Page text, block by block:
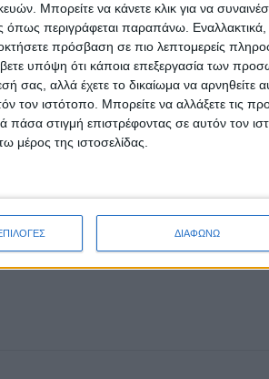
Μπορείτε να κάνετε κλικ για να
περιγράφεται παραπάνω. Εναλλακτικά,
πρόσβαση σε πιο λεπτομερείς
υπόψη ότι κάποια επεξεργασία των
σας, αλλά έχετε το δικαίωμα να αρνηθείτε
τον ιστότοπο. Μπορείτε να αλλάξετε τις
στιγμή επιστρέφοντας σε αυτόν τον
μέρος της ιστοσελίδας.
ΔΙΑΦΩΝΩ
με υπουργικές
εξαιρέσεις και τεχνικές
οφέλη καλούνται να
από την έναρξη της υποχρεωτικής